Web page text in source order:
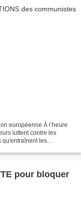
européenne À l’heure
luttent contre les
qu'entraînent les
pour bloquer